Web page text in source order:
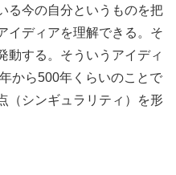
る今の自分というものを把
イディアを理解できる。そ
動する。そういうアイディ
から500年くらいのことで
（シンギュラリティ）を形